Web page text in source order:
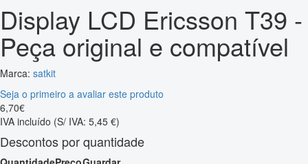
Display LCD Ericsson T39 -
Peça original e compatível
Marca: satkit
Seja o primeiro a avaliar este produto
6,70€
IVA incluído (S/ IVA: 5,45 €)
Descontos por quantidade